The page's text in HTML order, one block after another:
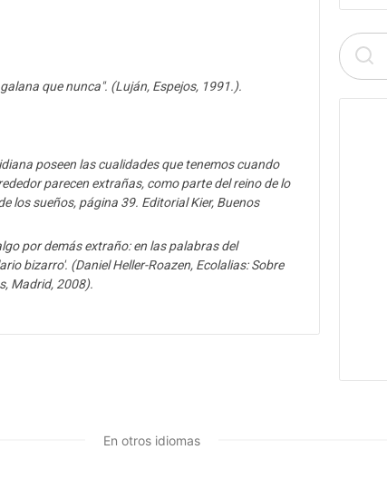
que nunca". (Luján, Espejos, 1991.).
poseen las cualidades que tenemos cuando
parecen extrañas, como parte del reino de lo
los sueños, página 39. Editorial Kier, Buenos
por demás extraño: en las palabras del
bizarro'. (Daniel Heller-Roazen, Ecolalias: Sobre
Madrid, 2008).
En otros idiomas